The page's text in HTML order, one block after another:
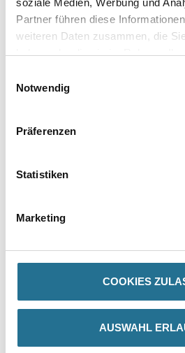
Partner führen diese
weiteren Daten zusammen, die
haben oder die sie im Rahmen
Notwendig
Präferenzen
Statistiken
Marketing
COOKIES
AUSWAHL
Bitte einloggen, um Preise zu
Bitte
Bitte einloggen, um Preise zu